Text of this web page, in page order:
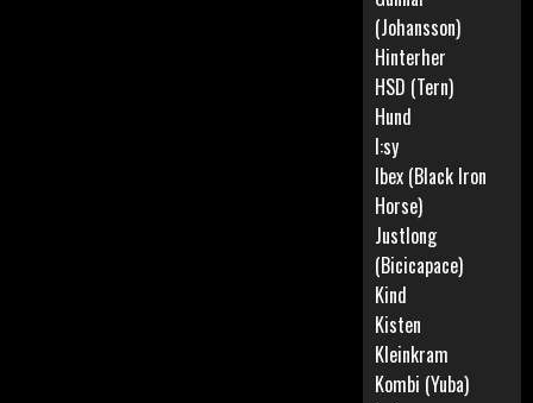
(Johansson)
Hinterher
HSD (Tern)
Hund
I:sy
Ibex (Black Iron
Horse)
Justlong
(Bicicapace)
Kind
Kisten
Kleinkram
Kombi (Yuba)